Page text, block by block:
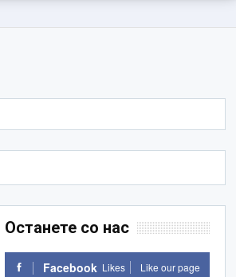
Останете со нас
Facebook Likes Like our page